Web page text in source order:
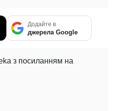
Додайте в
джерела Google
з посиланням на